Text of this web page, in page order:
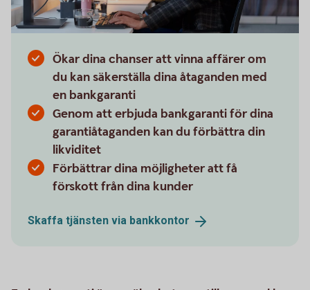
Ökar dina chanser att vinna affärer om
du kan säkerställa dina åtaganden med
en bankgaranti
Genom att erbjuda bankgaranti för dina
garantiåtaganden kan du förbättra din
likviditet
Förbättrar dina möjligheter att få
förskott från dina kunder
Skaffa tjänsten via bankkontor